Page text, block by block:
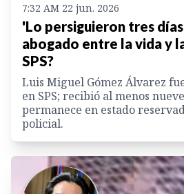
7:32 AM 22 jun. 2026
'Lo persiguieron tres
abogado entre la vida y
SPS?
Luis Miguel Gómez Álvarez
en SPS; recibió al menos
permanece en estado
policial.